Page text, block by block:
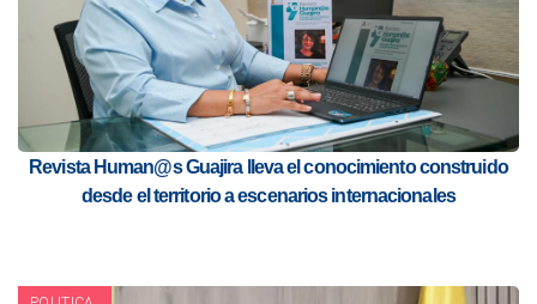
Revista Human@s Guajira lleva el conocimiento construido
desde el territorio a escenarios internacionales